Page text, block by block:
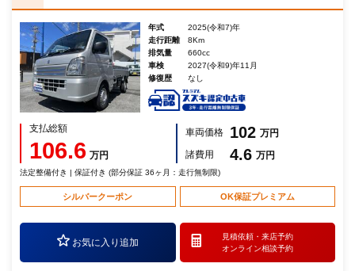
年式
2025(令和7)年
走行距離
8Km
排気量
660cc
車検
2027(令和9)年11月
修復歴
なし
支払総額
106.6 万円
車両価格 102 万円
諸費用
4.6 万円
法定整備付き | 保証付き (部分保証 36ヶ月：走行無制限)
シルバークーポン OK保証プレミアム
お気に入り追加
見積依頼・ 来店予約
オンライン相談予約